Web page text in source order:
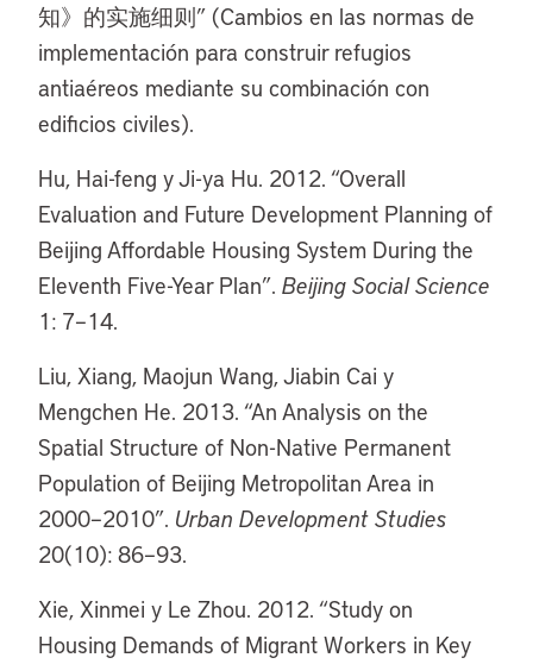
知》的实施细则” (Cambios en las normas de
implementación para construir refugios
antiaéreos mediante su combinación con
edificios civiles).
Hu, Hai-feng y Ji-ya Hu. 2012. “Overall
Evaluation and Future Development Planning of
Beijing Affordable Housing System During the
Eleventh Five-Year Plan”. Beijing Social Science
1: 7–14.
Liu, Xiang, Maojun Wang, Jiabin Cai y
Mengchen He. 2013. “An Analysis on the
Spatial Structure of Non-Native Permanent
Population of Beijing Metropolitan Area in
2000–2010”. Urban Development Studies
20(10): 86–93.
Xie, Xinmei y Le Zhou. 2012. “Study on
Housing Demands of Migrant Workers in Key